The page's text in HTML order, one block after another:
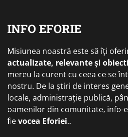
INFO EFORIE
Misiunea noastră este să îți
actualizate, relevante și
mereu la curent cu ceea ce se
nostru. De la știri de interes
locale, administrație publică,
oamenilor din comunitate, info-
fievocea Eforiei..